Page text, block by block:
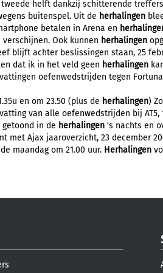
helft dankzij schitterende treffers
buitenspel. Uit de herhalingen
betalen in Arena en
Ook kunnen herhalingen
blijft achter beslissingen staan, 25
dat ik in het veld geen herhalingen
oefenwedstrijden tegen
en om 23.50 (plus de herhalingen)
van alle oefenwedstrijden bij AT5,
getoond in de herhalingen 's nachts en
met Ajax jaaroverzicht, 23 december
maandag om 21.00 uur. Herhalingen